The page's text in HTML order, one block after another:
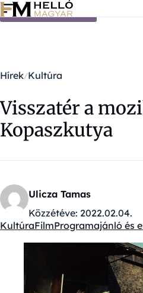
Ugrás a tartalomra
Hírek Kultúra
Visszatér a
Kopaszkutya
Ulicza Tamas
Közzétéve: 2022.02.04.
Kategóriák:
KultúraFilmProgramajánló és